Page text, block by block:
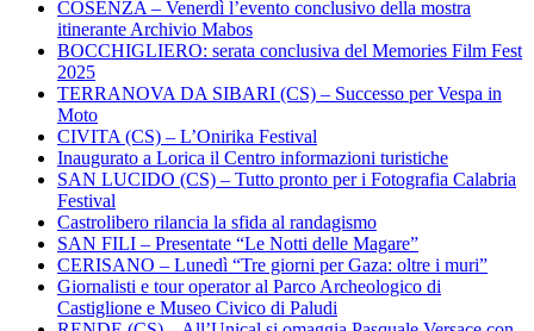
COSENZA – Venerdì l’evento conclusivo della mostra
itinerante Archivio Mabos
BOCCHIGLIERO: serata conclusiva del Memories Film Fest
2025
TERRANOVA DA SIBARI (CS) – Successo per Vespa in
Moto
CIVITA (CS) – L’Onirika Festival
Inaugurato a Lorica il Centro informazioni turistiche
SAN LUCIDO (CS) – Tutto pronto per i Fotografia Calabria
Festival
Castrolibero rilancia la sfida al randagismo
SAN FILI – Presentate “Le Notti delle Magare”
CERISANO – Lunedì “Tre giorni per Gaza: oltre i muri”
Giornalisti e tour operator al Parco Archeologico di
Castiglione e Museo Civico di Paludi